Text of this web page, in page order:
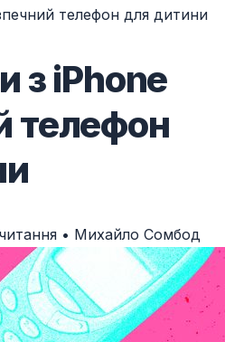
телефон для дитини
з iPhone
телефон
• Михайло Сомбод